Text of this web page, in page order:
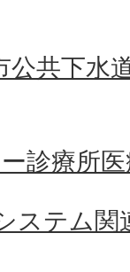
共下水
診療所
ステム